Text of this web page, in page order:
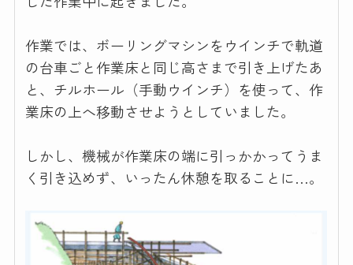
作業では、ボーリングマシンをウインチで軌道
の台車ごと作業床と同じ高さまで引き上げたあ
と、チルホール（手動ウインチ）を使って、作
業床の上へ移動させようとしていました。
しかし、機械が作業床の端に引っかかってうま
く引き込めず、いったん休憩を取ることに…。